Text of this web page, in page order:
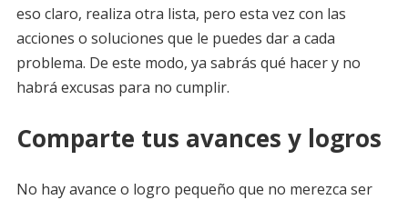
eso claro, realiza otra lista, pero esta vez con las
acciones o soluciones que le puedes dar a cada
problema. De este modo, ya sabrás qué hacer y no
habrá excusas para no cumplir.
Comparte tus avances y logros
No hay avance o logro pequeño que no merezca ser